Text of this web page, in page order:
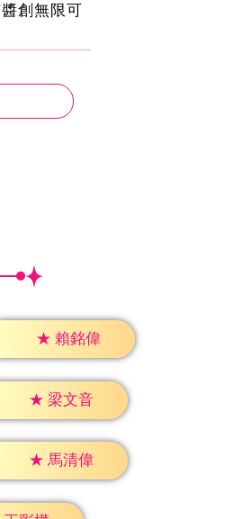
創無限可
★ 賴銘偉
★ 梁文音
★ 馬清偉